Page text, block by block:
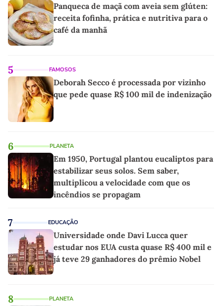
Panqueca de maçã com aveia sem glúten:
receita fofinha, prática e nutritiva para o
café da manhã
5 FAMOSOS
Deborah Secco é processada por vizinho
que pede quase R$ 100 mil de indenização
6 PLANETA
Em 1950, Portugal plantou eucaliptos para
estabilizar seus solos. Sem saber,
multiplicou a velocidade com que os
incêndios se propagam
7 EDUCAÇÃO
Universidade onde Davi Lucca quer
estudar nos EUA custa quase R$ 400 mil e
já teve 29 ganhadores do prêmio Nobel
8 PLANETA